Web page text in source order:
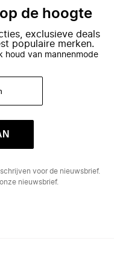
de hoogte
exclusieve deals
populaire merken.
Ik houd van mannenmode
voor de nieuwsbrief.
nieuwsbrief.